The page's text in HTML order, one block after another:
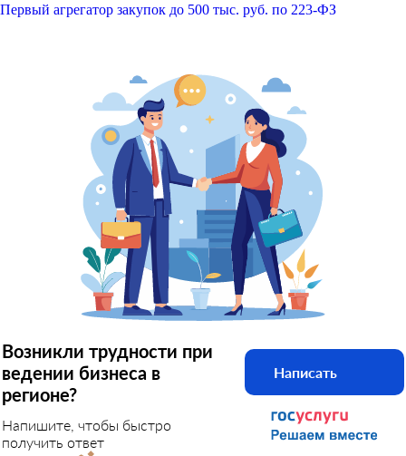
Первый агрегатор закупок до 500 тыс. руб. по 223-ФЗ
Возникли трудности при
ведении бизнеса в
регионе?
Напишите, чтобы быстро
получить ответ
Написать